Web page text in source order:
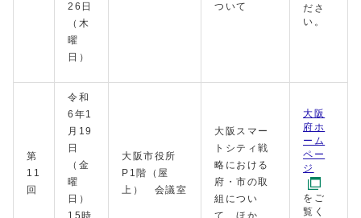
26日
（木
曜
日）
ついて
ださ
い。
第
11
回
令和
6年1
月19
日
（金
曜
日）
15時
大阪市役所
P1階（屋
上） 会議室
大阪スマー
トシティ戦
略における
府・市の取
組につい
て ほか
大阪
府ホ
ーム
ペー
ジ
をご
覧く